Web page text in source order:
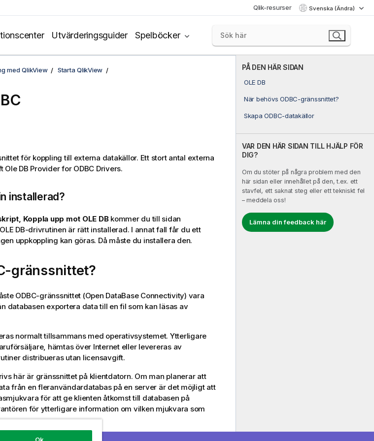
Qlik-resurser Svenska (Ändra)
Utvärderingsguider Spelböcker
PÅ DEN HÄR SIDAN
OLE DB
När behövs ODBC-gränssnittet?
Skapa ODBC-datakällor
VAR DEN HÄR SIDAN TILL HJÄLP FÖR
DIG?
Om du stöter på några problem med den
här sidan eller innehållet på den, t.ex. ett
stavfel, ett saknat steg eller ett tekniskt fel
– meddela oss!
Lämna din feedback här
med QlikView Starta QlikView
för koppling till externa datakällor. Ett stort antal externa
DB Provider for ODBC Drivers.
installerad?
Koppla upp mot OLE DBkommer du till sidan
DB-drivrutinen är rätt installerad. I annat fall får du ett
uppkoppling kan göras. Då måste du installera den.
gränssnittet?
ODBC-gränssnittet (Open DataBase Connectivity) vara
databasen exportera data till en fil som kan läsas av
normalt tillsammans med operativsystemet. Ytterligare
hämtas över Internet eller levereras av
distribueras utan licensavgift.
här är gränssnittet på klientdatorn. Om man planerar att
från en fleranvändardatabas på en server är det möjligt att
för att ge klienten åtkomst till databasen på
för ytterligare information om vilken mjukvara som
och 64-bitars ODBC-drivrutiner.